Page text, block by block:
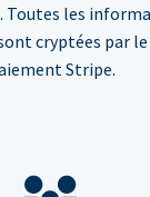
Toutes les
cryptées par
Stripe.